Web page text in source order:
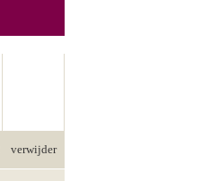
verwijder